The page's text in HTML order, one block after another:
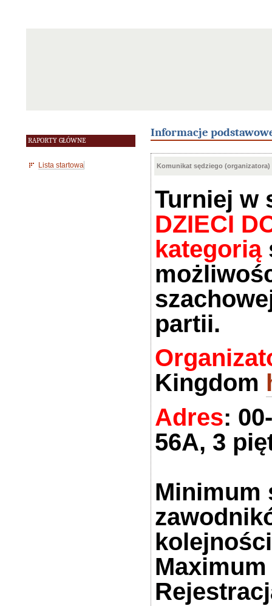
RAPORTY GŁÓWNE
Lista startowa
Informacje
Komunikat sędziego (organizatora)
Turniej w
DZIECI
kategorią
partii.
Kingdom
Adres:
56A, 3
Minimum